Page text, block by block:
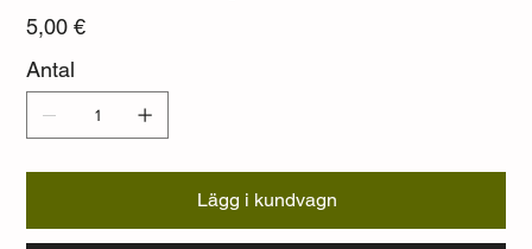
Pris
5,00 €
Antal
Lägg i kundvagn